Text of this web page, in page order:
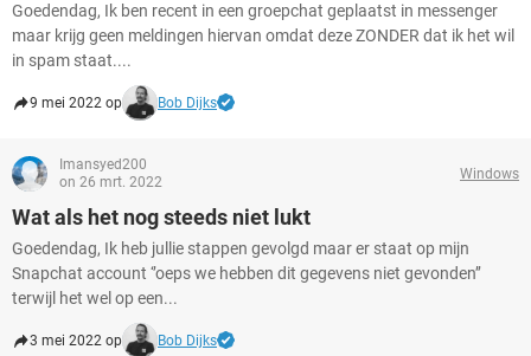
Goedendag, Ik ben recent in een groepchat geplaatst in messenger
maar krijg geen meldingen hiervan omdat deze ZONDER dat ik het wil
in spam staat....
9 mei 2022 op Bob Dijks
Imansyed200
on 26 mrt. 2022
Windows
Wat als het nog steeds niet lukt
Goedendag, Ik heb jullie stappen gevolgd maar er staat op mijn
Snapchat account ‘’oeps we hebben dit gegevens niet gevonden’’
terwijl het wel op een...
3 mei 2022 op Bob Dijks